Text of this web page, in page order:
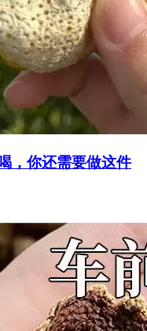
，你还需要做这件